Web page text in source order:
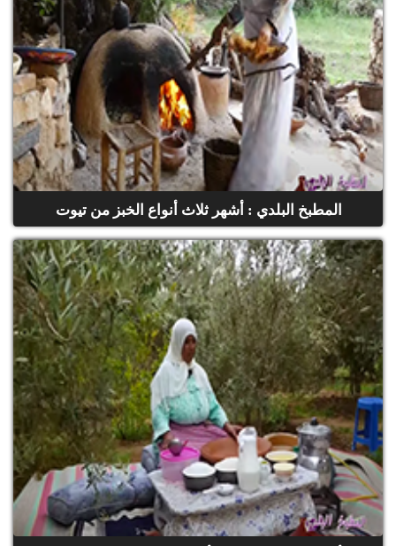
المطبخ البلدي : أشهر ثلاث أنواع الخبز من تيوت
(حلقة كاملة)